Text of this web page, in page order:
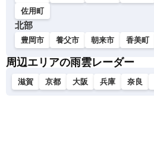
佐用町
北部
豊岡市 養父市 朝来市 香美町
周辺エリアの雨雲レーダー
滋賀 京都 大阪 兵庫 奈良